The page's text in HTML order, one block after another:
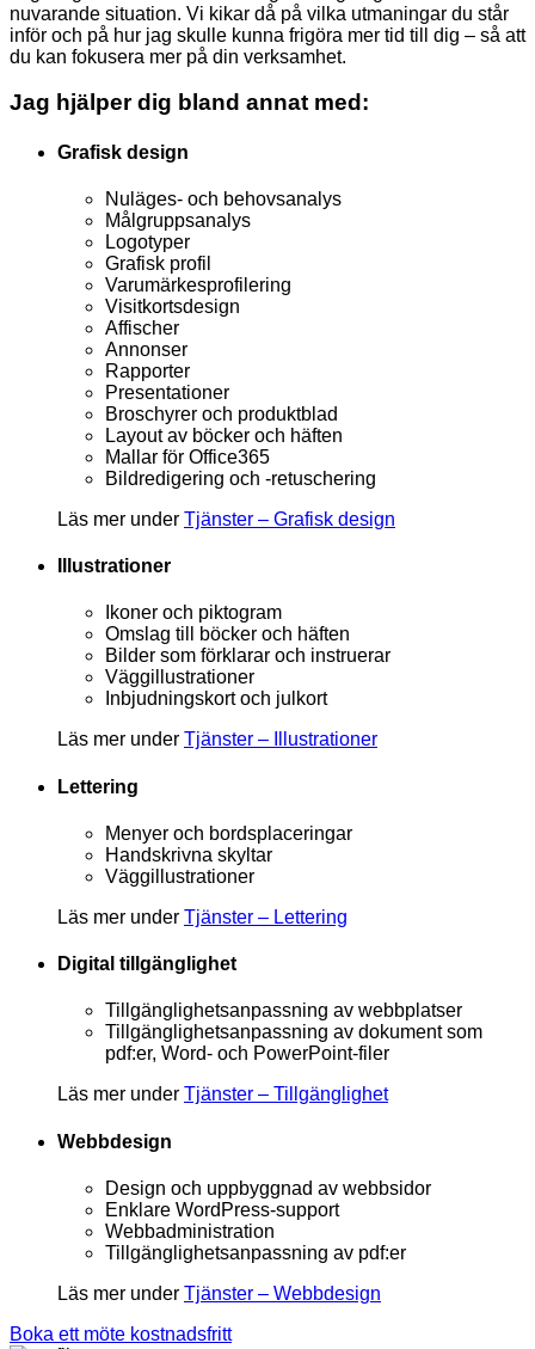
nuvarande situation. Vi kikar då på vilka utmaningar du står
inför och på hur jag skulle kunna frigöra mer tid till dig – så att
du kan fokusera mer på din verksamhet.
Jag hjälper dig bland annat med:
Grafisk design
Nuläges- och behovsanalys
Målgruppsanalys
Logotyper
Grafisk profil
Varumärkesprofilering
Visitkortsdesign
Affischer
Annonser
Rapporter
Presentationer
Broschyrer och produktblad
Layout av böcker och häften
Mallar för Office365
Bildredigering och -retuschering
Läs mer under Tjänster – Grafisk design
Illustrationer
Ikoner och piktogram
Omslag till böcker och häften
Bilder som förklarar och instruerar
Väggillustrationer
Inbjudningskort och julkort
Läs mer under Tjänster – Illustrationer
Lettering
Menyer och bordsplaceringar
Handskrivna skyltar
Väggillustrationer
Läs mer under Tjänster – Lettering
Digital tillgänglighet
Tillgänglighetsanpassning av webbplatser
Tillgänglighetsanpassning av dokument som
pdf:er, Word- och PowerPoint-filer
Läs mer under Tjänster – Tillgänglighet
Webbdesign
Design och uppbyggnad av webbsidor
Enklare WordPress-support
Webbadministration
Tillgänglighetsanpassning av pdf:er
Läs mer under Tjänster – Webbdesign
Boka ett möte kostnadsfritt